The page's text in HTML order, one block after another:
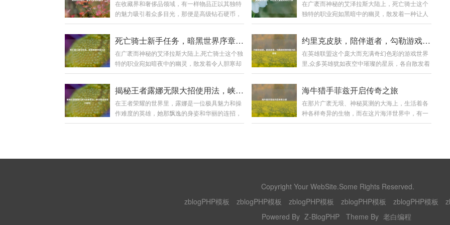
在收藏界和奢侈品领域，有一样物品正以其独特
的魅力吸引着众多目光，那便是高级钻石硬币，
它宛如一颗璀璨的星辰,在历史与现代的交织中散
币，它是艺术与工艺的完美融合，从外观上看，
每一枚高级钻石硬币都像是一件精心雕琢的艺术
品，硬币的主体部分通常由高品质的贵金属制
成，如黄金、白银等，这些金属本身就具有极高
工艺进行处理，或许是细腻的磨砂效果，营造出
一种低调的奢华；又或许是镜面般的光洁,反射出
耀眼的光芒。...
在广袤而神秘的艾泽拉斯大陆上，死亡骑士这个
独特的职业宛如黑暗中的幽灵，散发着一种让人
既敬畏又好奇的气息，对于每一个初入这个职业
开启了一段充满挑战与惊喜的奇幻之旅。 当你创
建一个死亡骑士角色，从冰封王座的阴影中苏醒
的那一刻起，新手任务便正式拉开了帷幕，首先
映入眼帘的是那阴森恐怖的场景，周围弥漫着冰
诉说着曾经的惨烈战斗，这种压抑而独特的氛围,
瞬间将玩家带入了一个与其他职业截然不同的世
界。 第...
死亡骑士新手任务，暗黑世界序章开启
在广袤而神秘的艾泽拉斯大陆上,死亡骑士这个独
特的职业宛如暗夜中的幽灵，散发着令人胆寒却
又极具吸引力的气息，对于新手玩家来说，死亡
的大门，引领着他们开启一段充满奇幻与挑战的
旅程。 当玩家创建死亡骑士角色后,首先会置身
于一个阴森恐怖的场景之中，这里弥漫着腐臭的
气息，灰暗的天空下是一片荒芜的焦土，残垣断
约里克皮肤，陪伴逝者，勾勒游戏独特魅力风景线
在英雄联盟这个庞大而充满奇幻色彩的游戏世界
里,众多英雄犹如夜空中璀璨的星辰，各自散发着
独特的光芒，而约里克，这位守墓人英雄，以其
那些精美皮肤更是在游戏中为玩家带来了别样的
体验。 约里克的原始皮肤自带一种阴森的气息,
他身着黑色的长袍，头戴破旧的帽子，手中那巨
大的墓园铲仿佛能轻易地掘开坟墓，召唤出墓穴
揭秘王者露娜无限大招使用法，峡谷肆意驰骋不是梦！
在王者荣耀的世界里，露娜是一位极具魅力和操
作难度的英雄，她那飘逸的身姿和华丽的连招，
尤其是那惊艳的大招，常常能在团战中创造出以
现无限连招的基础，只要露娜在大招的冷却时间
海牛猎手菲兹开启传奇之旅
在那片广袤无垠、神秘莫测的大海上，生活着各
种各样奇异的生物，而在这片海洋世界中，有一
位声名远扬的存在——海牛猎手菲兹。 菲兹是一
在大海的深处悠然生活，它们的肉据说美味无
比，它们的皮更是有着极高的价值，菲兹在心中
暗暗立下了成为一名出色海牛猎手的志向。 随着
时间的推移,...
Copyright Your WebSite.Some Rights Reserved.
zblogPHP模板
zblogPHP模板 zblogPHP模板 zblogPHP模板 zblogPHP模板
Powered By Z-BlogPHP Theme By 老白编程